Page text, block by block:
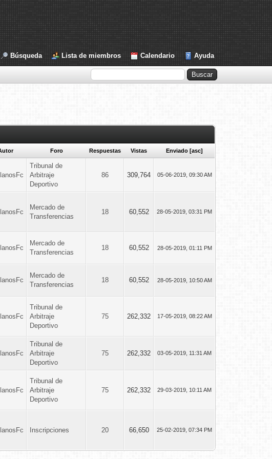
Búsqueda Lista de miembros Calendario Ayuda
Foro Respuestas Vistas Enviado [asc]
Tribunal de
Arbitraje
Deportivo
86 309,764 05-06-2019, 09:30 AM
Mercado de
Transferencias
18 60,552 28-05-2019, 03:31 PM
Mercado de
Transferencias
18 60,552 28-05-2019, 01:11 PM
Mercado de
Transferencias
18 60,552 28-05-2019, 10:50 AM
Tribunal de
Arbitraje
Deportivo
75 262,332 17-05-2019, 08:22 AM
Tribunal de
Arbitraje
Deportivo
75 262,332 03-05-2019, 11:31 AM
Tribunal de
Arbitraje
Deportivo
75 262,332 29-03-2019, 10:11 AM
Inscripciones 20 66,650 25-02-2019, 07:34 PM